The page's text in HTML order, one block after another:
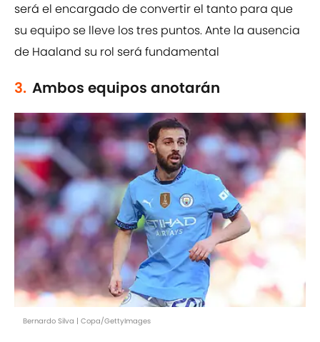
será el encargado de convertir el tanto para que
su equipo se lleve los tres puntos. Ante la ausencia
de Haaland su rol será fundamental
3. Ambos equipos anotarán
Bernardo Silva | Copa/GettyImages